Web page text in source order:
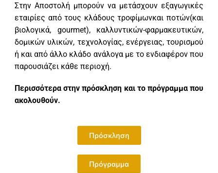
Στην Αποστολή μπορούν να μετάσχουν εξαγωγικές
εταιρίες από τους κλάδους τροφίμωνκαι ποτών(και
βιολογικά, gourmet), καλλυντικών-φαρμακευτικών,
δομικών υλικών, τεχνολογίας, ενέργειας, τουρισμού
ή και από άλλο κλάδο ανάλογα με το ενδιαφέρον που
παρουσιάζει κάθε περιοχή.
Περισσότερα στην πρόσκληση και το πρόγραμμα που
ακολουθούν.
Πρόσκληση
Πρόγραμμα